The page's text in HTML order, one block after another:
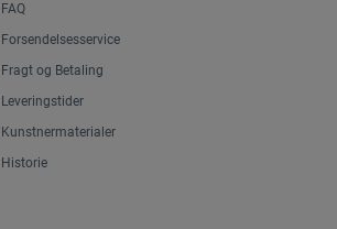
FAQ
Forsendelsesservice
Fragt og Betaling
Leveringstider
Kunstnermaterialer
Historie